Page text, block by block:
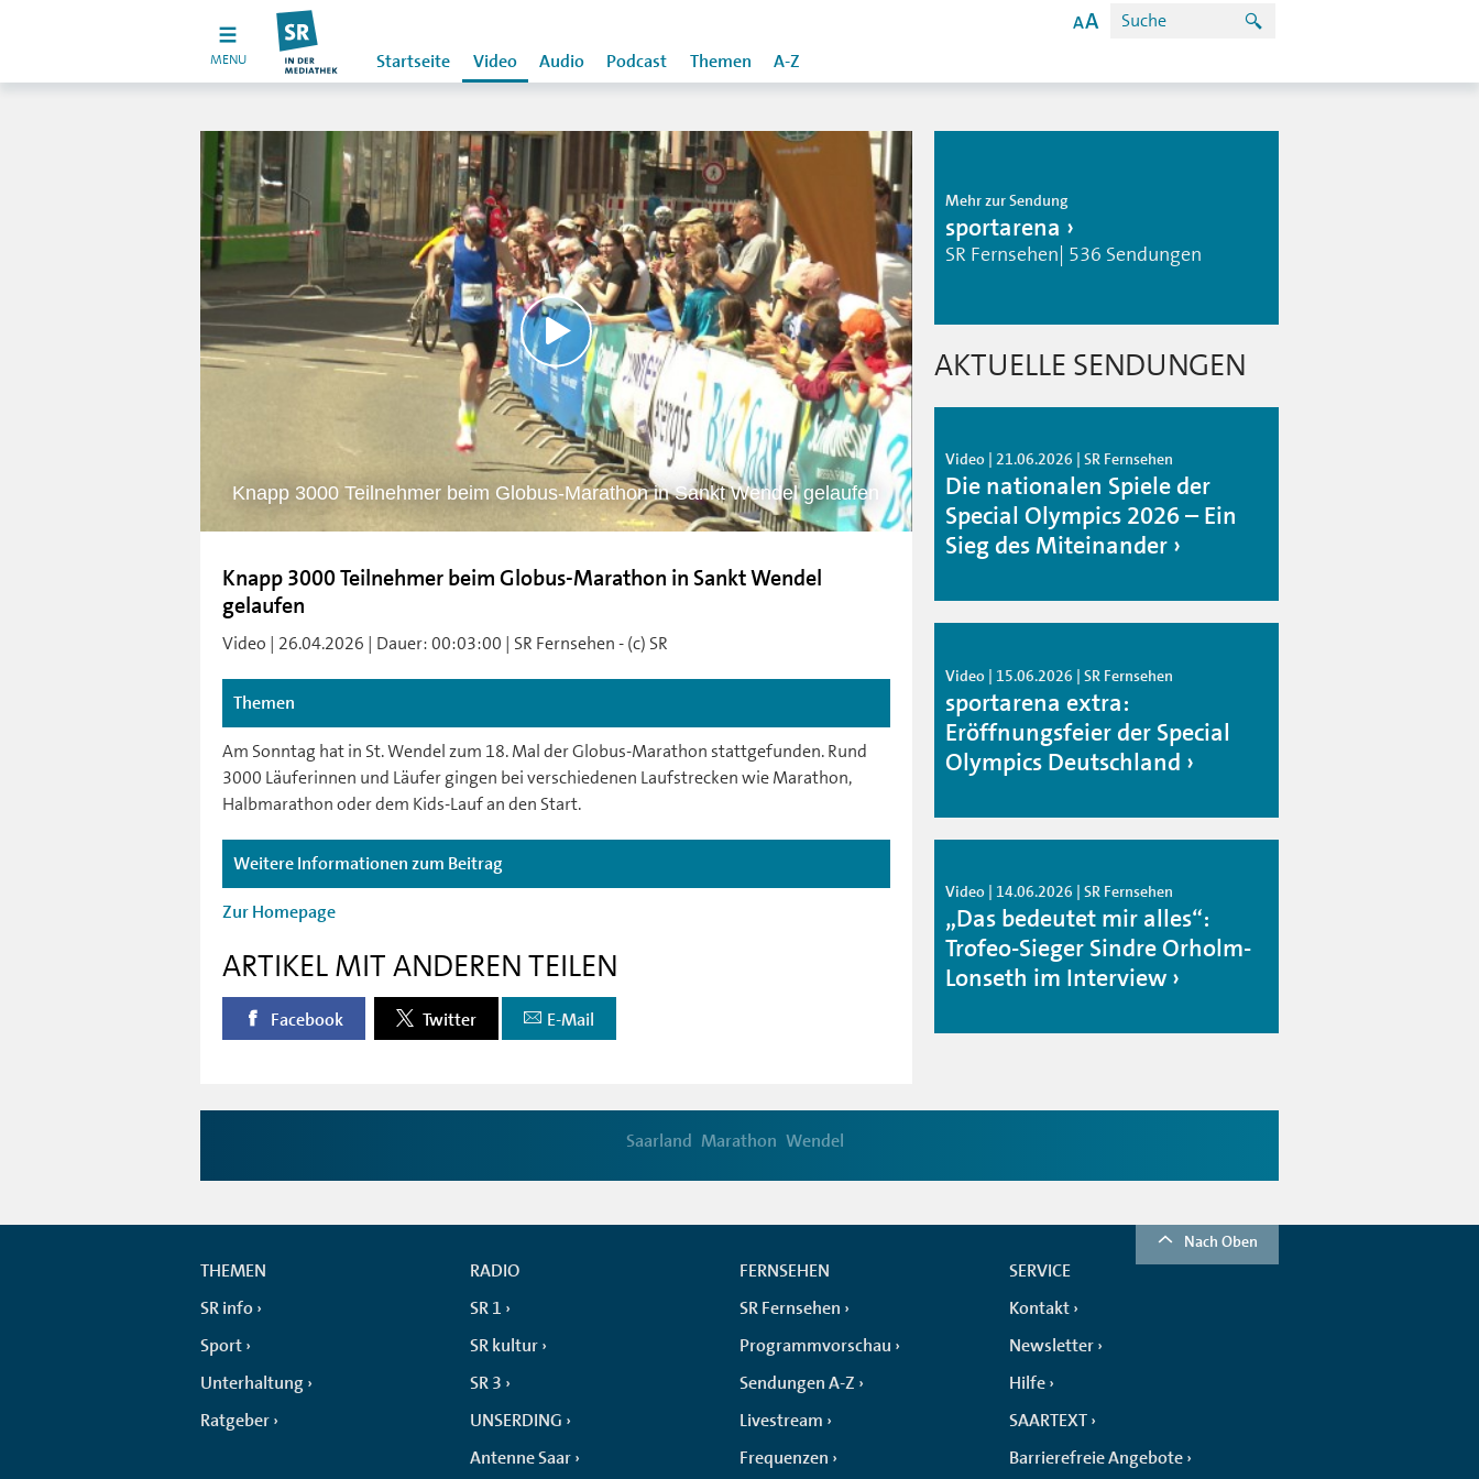
MENU Startseite Video Audio Podcast Themen A-Z
Knapp 3000 Teilnehmer beim Globus-Marathon in Sankt Wendel gelaufen
Knapp 3000 Teilnehmer beim Globus-Marathon in Sankt Wendel
gelaufen
Video | 26.04.2026 | Dauer: 00:03:00 | SR Fernsehen - (c) SR
Themen
Am Sonntag hat in St. Wendel zum 18. Mal der Globus-Marathon stattgefunden. Rund
3000 Läuferinnen und Läufer gingen bei verschiedenen Laufstrecken wie Marathon,
Halbmarathon oder dem Kids-Lauf an den Start.
Weitere Informationen zum Beitrag
Zur Homepage
ARTIKEL MIT ANDEREN TEILEN
Facebook Twitter E-Mail
Mehr zur Sendung
sportarena
SR Fernsehen| 536 Sendungen
AKTUELLE SENDUNGEN
Video | 21.06.2026 | SR Fernsehen
Die nationalen Spiele der
Special Olympics 2026 – Ein
Sieg des Miteinander
Video | 15.06.2026 | SR Fernsehen
sportarena extra:
Eröffnungsfeier der Special
Olympics Deutschland
Video | 14.06.2026 | SR Fernsehen
„Das bedeutet mir alles“:
Trofeo-Sieger Sindre Orholm-
Lonseth im Interview
Saarland Marathon Wendel
Nach Oben
THEMEN
SR info
Sport
Unterhaltung
Ratgeber
RADIO
SR 1
SR kultur
SR 3
UNSERDING
Antenne Saar
FERNSEHEN
SR Fernsehen
Programmvorschau
Sendungen A-Z
Livestream
Frequenzen
SERVICE
Kontakt
Newsletter
Hilfe
SAARTEXT
Barrierefreie Angebote